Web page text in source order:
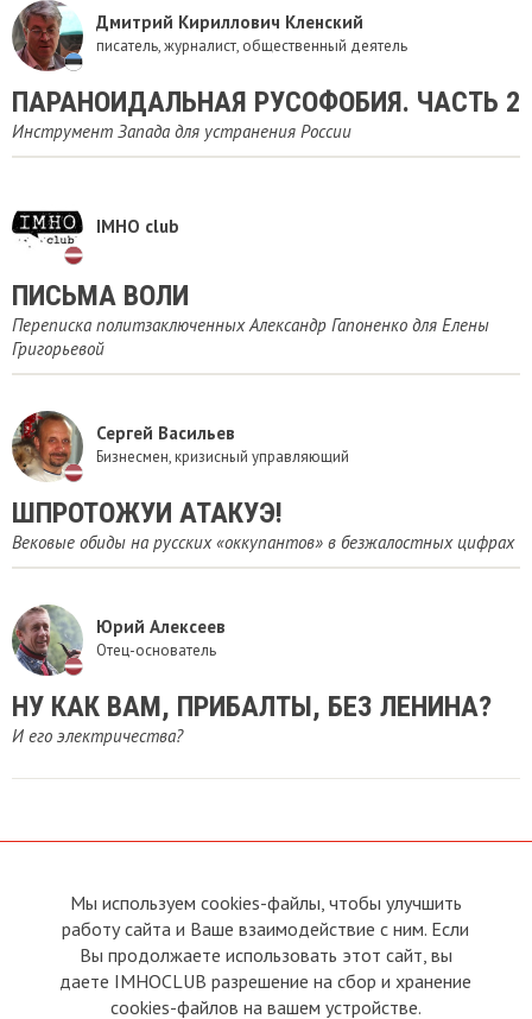
Дмитрий Кириллович Кленский
писатель, журналист, общественный деятель
ПАРАНОИДАЛЬНАЯ РУСОФОБИЯ. ЧАСТЬ 2
Инструмент Запада для устранения России
IMHO club
​ПИСЬМА ВОЛИ
Переписка политзаключенных Александр Гапоненко для Елены
Григорьевой
Сергей Васильев
Бизнесмен, кризисный управляющий
ШПРОТОЖУИ АТАКУЭ!
Вековые обиды на русских «оккупантов» в безжалостных цифрах
Юрий Алексеев
Отец-основатель
НУ КАК ВАМ, ПРИБАЛТЫ, БЕЗ ЛЕНИНА?
И его электричества?
О сайте
Условия пользования
Политика конфиденциальности
Прямая связь с
Председателем
Прямая связь c членами клуба
Реклама
Мы используем cookies-файлы, чтобы улучшить
работу сайта и Ваше взаимодействие с ним. Если
Вы продолжаете использовать этот сайт, вы
даете IMHOCLUB разрешение на сбор и хранение
cookies-файлов на вашем устройстве.